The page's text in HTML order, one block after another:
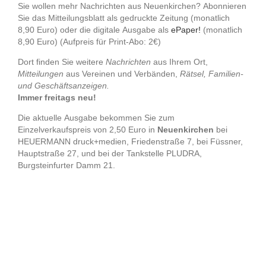
Sie wollen mehr Nachrichten aus Neuenkirchen? Abonnieren
Sie das Mitteilungsblatt als gedruckte Zeitung (monatlich
8,90 Euro) oder die digitale Ausgabe als ePaper! (monatlich
8,90 Euro) (Aufpreis für Print-Abo: 2€)
Dort finden Sie weitere Nachrichten aus Ihrem Ort,
Mitteilungen aus Vereinen und Verbänden, Rätsel, Familien-
und Geschäftsanzeigen.
Immer freitags neu!
Die aktuelle Ausgabe bekommen Sie zum
Einzelverkaufspreis von 2,50 Euro in Neuenkirchen bei
HEUERMANN druck+medien, Friedenstraße 7, bei Füssner,
Hauptstraße 27, und bei der Tankstelle PLUDRA,
Burgsteinfurter Damm 21.